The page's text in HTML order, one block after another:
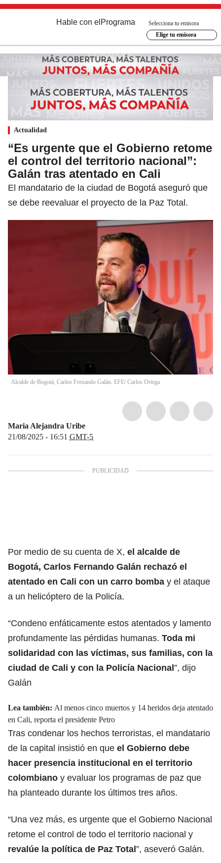
Hable con el Programa
Selecciona tu emisora
Elige tu emisora
Actualidad
“Es urgente que el Gobierno retome
el control del territorio nacional”:
Galán tras atentado en Cali
El mandatario de la ciudad de Bogotá aseguró que
se debe reevaluar el proyecto de la Paz Total.
Alcalde de Bogotá, Carlos Fernando Galán. EFE/ Carlos Ortega
Maria Alejandra Uribe
21/08/2025 - 16:51 GMT-5
Por medio de su cuenta de X, el alcalde de
Bogotá, Carlos Fernando Galán rechazó el
atentado en Cali con un carro bomba y el ataque
a un helicóptero de la Policía.
“Condeno enfáticamente estos atentados y lamento
profundamente las pérdidas humanas. Toda mi
solidaridad con las víctimas, sus familias, con la
ciudad de Cali y con la Policía Nacional”, dijo
Galán
Lea también: Al menos cinco muertos y 14 heridos deja atentado
en Cali, reporta el presidente Petro
Tras condenar los hechos terroristas, el mandatario
de la capital insistió en que el Gobierno debe
hacer presencia institucional en el territorio
colombiano y evaluar los programas de paz que
ha planteado durante los últimos tres años.
“Una vez más, es urgente que el Gobierno Nacional
retome el control de todo el territorio nacional y
revalúe la política de Paz Total”, aseveró Galán.